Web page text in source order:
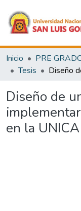
Inicio PRE
Tesis
Diseño de
en la UNICA